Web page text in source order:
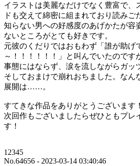
イラストは美麗なだけでなく豊富で、
ドも交えて綿密に組まれており読みご
知らない男への好感度のあげかたが容
ないところがとても好きです。
元彼のくだりではおもわず「誰が助げ
～！！！！！！」と叫んでいたのです
事態にはならず、涙を流しながらガッ
そしておまけで崩れおちました。なん
展開は……。
すてきな作品をありがとうございます！
次回作もございましたらぜひともプレ
す！
12345
No.64656 - 2023-03-14 03:40:46